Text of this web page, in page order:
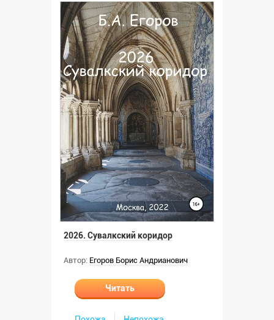
2026. Сувалкский коридор
Автор: Егоров Борис Андрианович
Читать